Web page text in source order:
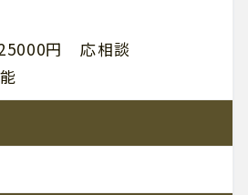
円 応相談